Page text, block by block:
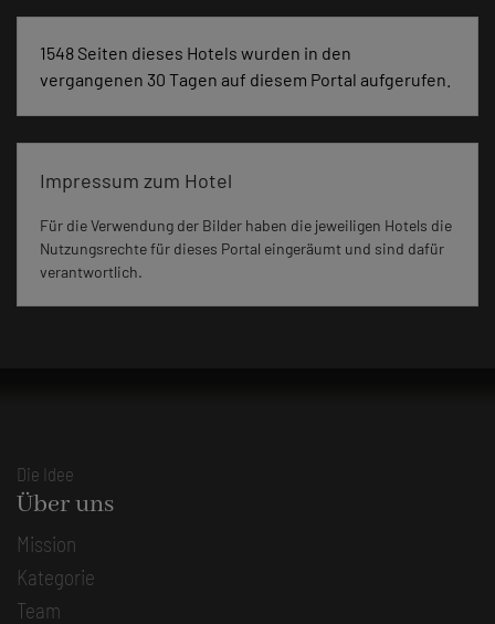
1548 Seiten dieses Hotels wurden in den
vergangenen 30 Tagen auf diesem Portal aufgerufen.
Impressum zum Hotel
Für die Verwendung der Bilder haben die jeweiligen Hotels die
Nutzungsrechte für dieses Portal eingeräumt und sind dafür
verantwortlich.
Die Idee
Über uns
Mission
Kategorie
Team